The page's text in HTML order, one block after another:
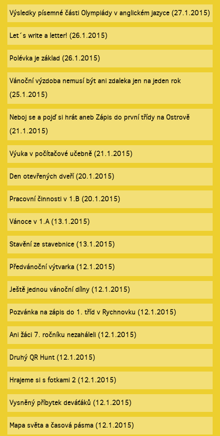
Výsledky písemné části Olympiády v anglickém jazyce (27.1.2015)
Let´s write a letter! (26.1.2015)
Polévka je základ (26.1.2015)
Vánoční výzdoba nemusí být ani zdaleka jen na jeden rok
(25.1.2015)
Neboj se a pojď si hrát aneb Zápis do první třídy na Ostrově
(21.1.2015)
Výuka v počítačové učebně (21.1.2015)
Den otevřených dveří (20.1.2015)
Pracovní činnosti v 1.B (20.1.2015)
Vánoce v 1.A (13.1.2015)
Stavění ze stavebnice (13.1.2015)
Předvánoční výtvarka (12.1.2015)
Ještě jednou vánoční dílny (12.1.2015)
Pozvánka na zápis do 1. tříd v Rychnovku (12.1.2015)
Ani žáci 7. ročníku nezaháleli (12.1.2015)
Druhý QR Hunt (12.1.2015)
Hrajeme si s fotkami 2 (12.1.2015)
Vysněný příbytek deváťáků (12.1.2015)
Mapa světa a časová pásma (12.1.2015)